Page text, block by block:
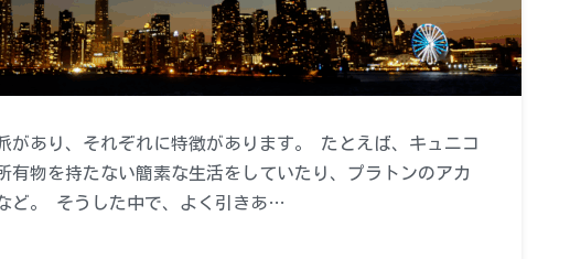
があり、それぞれに特徴があります。 たとえば、キュニコ
有物を持たない簡素な生活をしていたり、プラトンのアカ
ど。 そうした中で、よく引きあ…